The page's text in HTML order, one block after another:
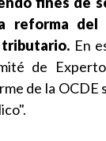
reforma del
En
de
de la OCDE